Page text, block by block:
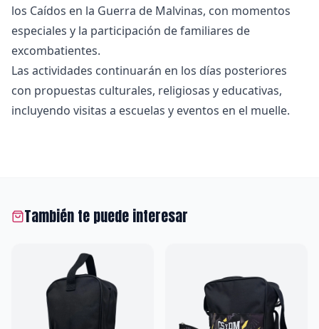
los Caídos en la Guerra de Malvinas, con momentos
especiales y la participación de familiares de
excombatientes.
Las actividades continuarán en los días posteriores
con propuestas culturales, religiosas y educativas,
incluyendo visitas a escuelas y eventos en el muelle.
También te puede interesar